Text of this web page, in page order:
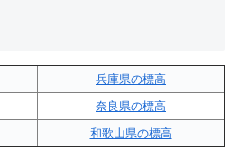
兵庫県の標高
奈良県の標高
和歌山県の標高